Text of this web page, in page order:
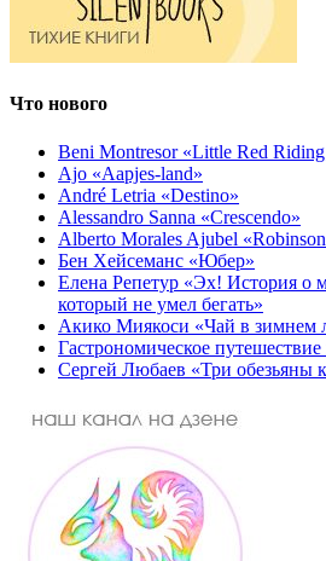
Что нового
Beni Montresor «Little Red
Ajo «Aapjes-land»
André Letria «Destino»
Alessandro Sanna «Crescendo»
Alberto Morales Ajubel
Бен Хейсеманс «Юбер»
Елена Репетур «Эх! История о
который не умел бегать»
Акико Миякоси «Чай в зимнем
Гастрономическое
Сергей Любаев «Три обезьяны